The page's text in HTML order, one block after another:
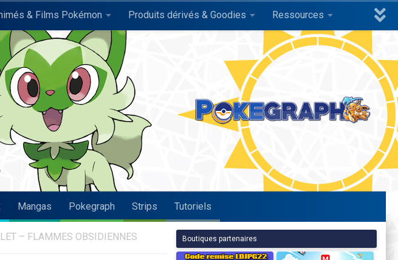
& Films Pokémon Produits dérivés & Goodies Ressources
Mangas Pokegraph Strips Tutoriels
– FLAMMES OBSIDIENNES Boutiques partenaires